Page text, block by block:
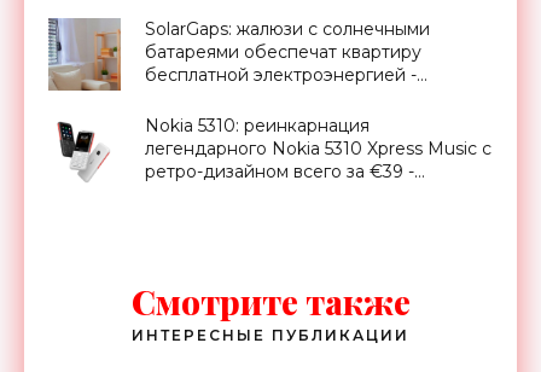
SolarGaps: жалюзи с солнечными
батареями обеспечат квартиру
бесплатной электроэнергией -
Nokia 5310: реинкарнация
легендарного Nokia 5310 Xpress Music с
ретро-дизайном всего за €39 -
Смотрите также
ИНТЕРЕСНЫЕ ПУБЛИКАЦИИ